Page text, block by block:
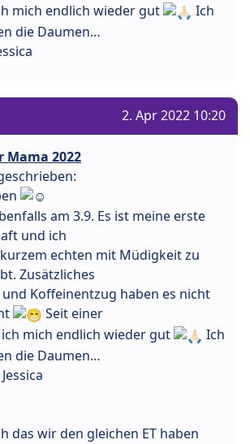
mich endlich wieder gut
Ich
die Daumen…
2. Apr 2022 10:20
Mama 2022
am 3.9. Es ist meine erste
und ich
echten mit Müdigkeit zu
Zusätzliches
Koffeinentzug haben es nicht
Seit einer
mich endlich wieder gut
Ich
die Daumen…
das wir den gleichen ET haben